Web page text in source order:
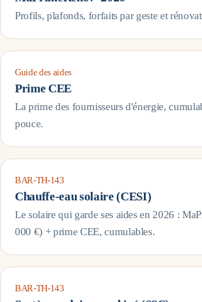
Profils, plafonds, forfaits par geste et
Guide des aides
Prime CEE
La prime des fournisseurs d'énergie,
pouce.
BAR-TH-143
Chauffe-eau solaire (CESI)
Le solaire qui garde ses aides en 2026 :
000 €) + prime CEE, cumulables.
BAR-TH-143